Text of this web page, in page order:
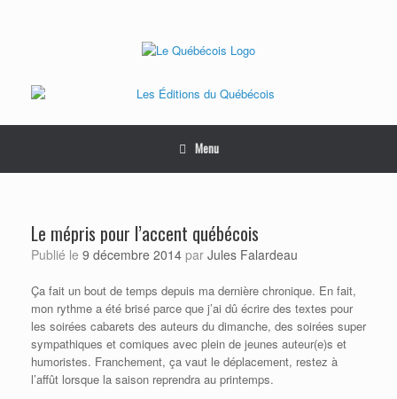
Menu
Le mépris pour l’accent québécois
Publié le 9 décembre 2014 par Jules Falardeau
Ça fait un bout de temps depuis ma dernière chronique. En fait,
mon rythme a été brisé parce que j’ai dû écrire des textes pour
les soirées cabarets des auteurs du dimanche, des soirées super
sympathiques et comiques avec plein de jeunes auteur(e)s et
humoristes. Franchement, ça vaut le déplacement, restez à
l’affût lorsque la saison reprendra au printemps.